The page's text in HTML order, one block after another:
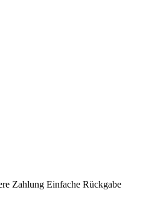
Zahlung Einfache Rückgabe